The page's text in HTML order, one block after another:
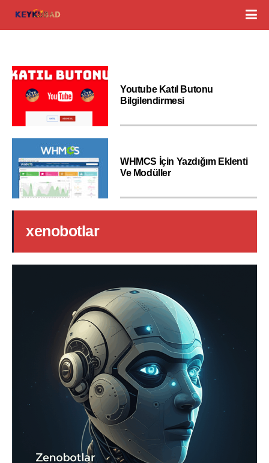
Youtube Katıl Butonu
Bilgilendirmesi
WHMCS İçin Yazdığım Eklenti
Ve Modüller
xenobotlar